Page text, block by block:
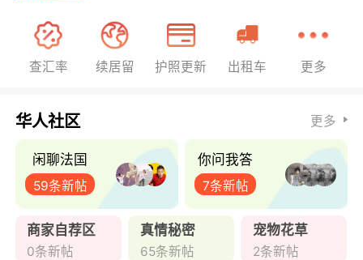
查汇率 续居留 护照更新 出租车 更多
华人社区 更多
闲聊法国
59条新帖
你问我答
7条新帖
商家自荐区
0条新帖
真情秘密
65条新帖
宠物花草
2条新帖